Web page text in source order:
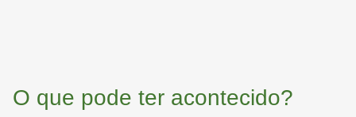
O que pode ter acontecido?